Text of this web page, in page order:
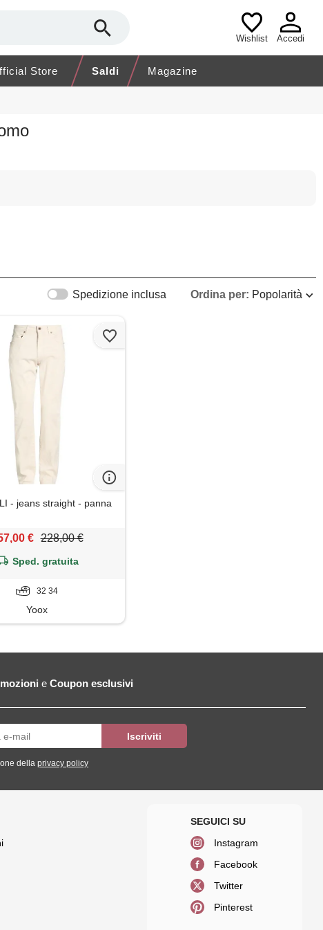
Wishlist Accedi
Store Saldi Magazine
Ordina per: Popolarità
Spedizione inclusa
- jeans straight - panna
€ 228,00 €
Sped. gratuita
32 34
Yoox
e Coupon esclusivi
della privacy policy
Instagram
Facebook
Twitter
Pinterest